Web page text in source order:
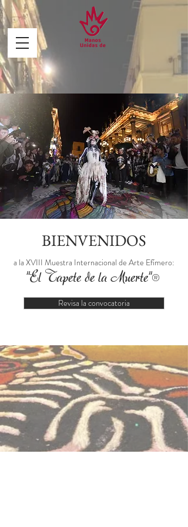
BIENVENIDOS
a la XVIII Muestra Internacional de Arte Efímero:
"El Tapete de la Muerte"®
Revisa la convocatoria